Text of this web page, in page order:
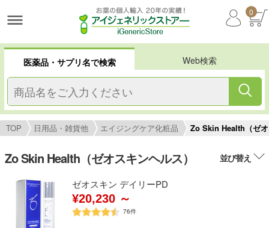
0
医薬品・サプリ名で検索 Web検索
TOP 日用品・雑貨他 エイジングケア化粧品 Zo Skin Health（ゼ
Zo Skin Health（ゼオスキンヘルス） 並び替え
ゼオスキン デイリーPD
¥20,230 ～
76件